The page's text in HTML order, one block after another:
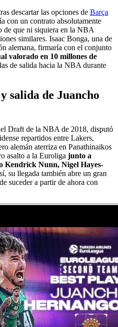
descartar las opciones de Barça
con un contrato absolutamente
de que ni siquiera en la NBA
similares. Isaac Bonga, una de
alemana, firmaría con el conjunto
valorado en 10 millones de
de salida hacia la NBA durante
salida de Juancho
Draft de la NBA de 2018, disputó
repartidos entre Lakers,
alemán aterriza en Panathinaikos
asalto a la Euroliga junto a
Kendrick Nunn, Nigel Hayes-
su llegada también abre un gran
suceder a partir de ahora con